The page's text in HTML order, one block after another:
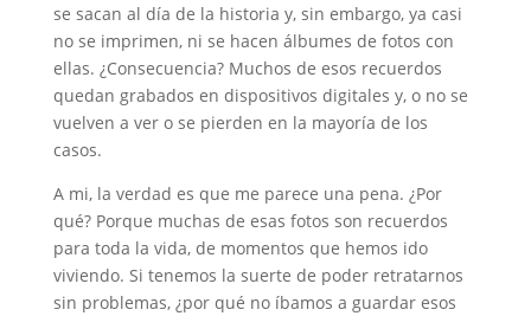
se sacan al día de la historia y, sin embargo, ya casi
no se imprimen, ni se hacen álbumes de fotos con
ellas. ¿Consecuencia? Muchos de esos recuerdos
quedan grabados en dispositivos digitales y, o no se
vuelven a ver o se pierden en la mayoría de los
casos.
A mi, la verdad es que me parece una pena. ¿Por
qué? Porque muchas de esas fotos son recuerdos
para toda la vida, de momentos que hemos ido
viviendo. Si tenemos la suerte de poder retratarnos
sin problemas, ¿por qué no íbamos a guardar esos